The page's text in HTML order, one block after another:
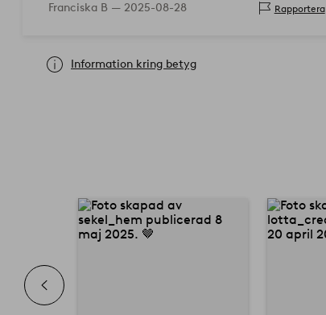
Franciska B — 2025-08-28 Rapportera
Information kring betyg